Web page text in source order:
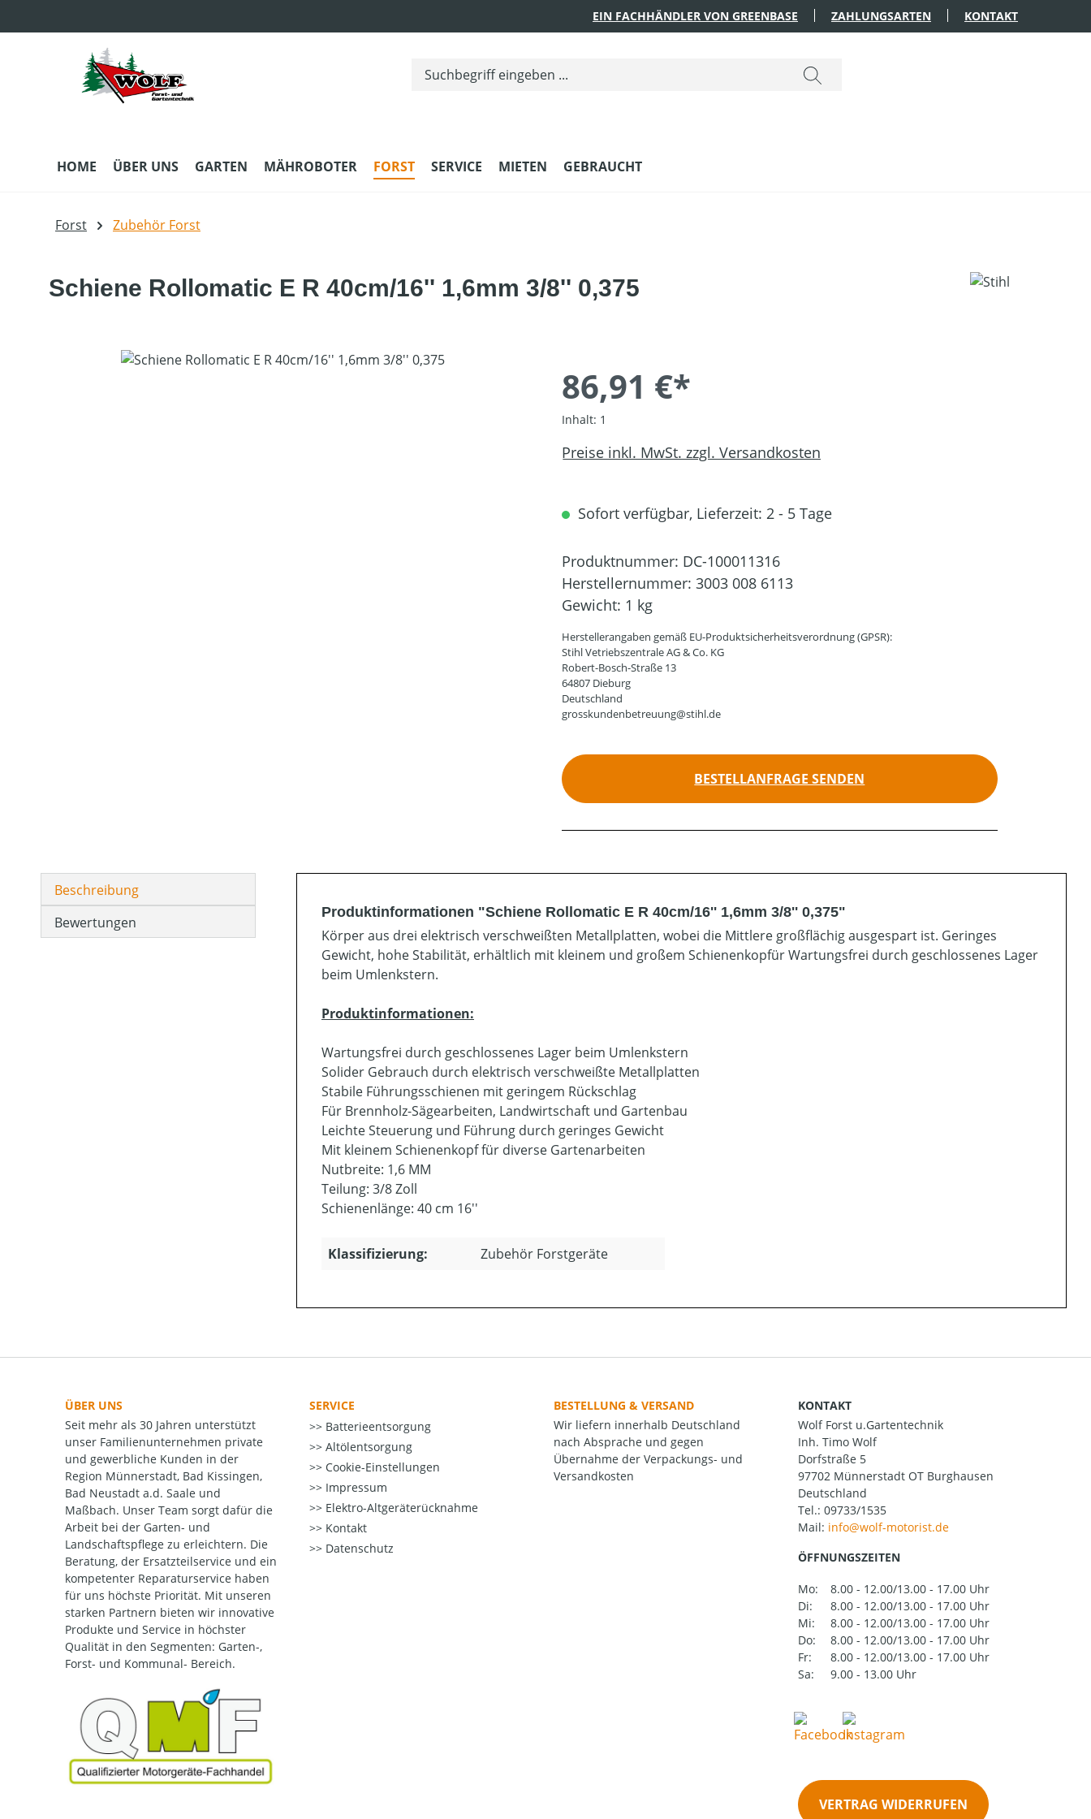
EIN FACHHÄNDLER VON GREENBASE ZAHLUNGSARTEN KONTAKT
HOME ÜBER UNS GARTEN MÄHROBOTER FORST SERVICE MIETEN GEBRAUCHT
Forst Zubehör Forst
Schiene Rollomatic E R 40cm/16'' 1,6mm 3/8'' 0,375
Bildergalerie überspringen
86,91 €*
Inhalt: 1
Preise inkl. MwSt. zzgl. Versandkosten
Sofort verfügbar, Lieferzeit: 2 - 5 Tage
Produktnummer: DC-100011316
Herstellernummer: 3003 008 6113
Gewicht: 1 kg
Herstellerangaben gemäß EU-Produktsicherheitsverordnung (GPSR):
Stihl Vetriebszentrale AG & Co. KG
Robert-Bosch-Straße 13
64807 Dieburg
Deutschland
grosskundenbetreuung@stihl.de
BESTELLANFRAGE SENDEN
Beschreibung
Bewertungen
Produktinformationen "Schiene Rollomatic E R 40cm/16'' 1,6mm 3/8'' 0,375"
Körper aus drei elektrisch verschweißten Metallplatten, wobei die Mittlere großflächig ausgespart ist. Geringes
Gewicht, hohe Stabilität, erhältlich mit kleinem und großem Schienenkopfür Wartungsfrei durch geschlossenes Lager
beim Umlenkstern.
Produktinformationen:
Wartungsfrei durch geschlossenes Lager beim Umlenkstern
Solider Gebrauch durch elektrisch verschweißte Metallplatten
Stabile Führungsschienen mit geringem Rückschlag
Für Brennholz-Sägearbeiten, Landwirtschaft und Gartenbau
Leichte Steuerung und Führung durch geringes Gewicht
Mit kleinem Schienenkopf für diverse Gartenarbeiten
Nutbreite: 1,6 MM
Teilung: 3/8 Zoll
Schienenlänge: 40 cm 16''
Klassifizierung: Zubehör Forstgeräte
ÜBER UNS
Seit mehr als 30 Jahren unterstützt
unser Familienunternehmen private
und gewerbliche Kunden in der
Region Münnerstadt, Bad Kissingen,
Bad Neustadt a.d. Saale und
Maßbach. Unser Team sorgt dafür die
Arbeit bei der Garten- und
Landschaftspflege zu erleichtern. Die
Beratung, der Ersatzteilservice und ein
kompetenter Reparaturservice haben
für uns höchste Priorität. Mit unseren
starken Partnern bieten wir innovative
Produkte und Service in höchster
Qualität in den Segmenten: Garten-,
Forst- und Kommunal- Bereich.
SERVICE
Batterieentsorgung
Altölentsorgung
Cookie-Einstellungen
Impressum
Elektro-Altgeräterücknahme
Kontakt
Datenschutz
BESTELLUNG & VERSAND
Wir liefern innerhalb Deutschland
nach Absprache und gegen
Übernahme der Verpackungs- und
Versandkosten
KONTAKT
Wolf Forst u.Gartentechnik
Inh. Timo Wolf
Dorfstraße 5
97702 Münnerstadt OT Burghausen
Deutschland
Tel.: 09733/1535
Mail:
ÖFFNUNGSZEITEN
Mo:
8.00 - 12.00/13.00 - 17.00 Uhr
Di:
8.00 - 12.00/13.00 - 17.00 Uhr
Mi:
8.00 - 12.00/13.00 - 17.00 Uhr
Do:
8.00 - 12.00/13.00 - 17.00 Uhr
Fr:
8.00 - 12.00/13.00 - 17.00 Uhr
Sa:
9.00 - 13.00 Uhr
VERTRAG WIDERRUFEN